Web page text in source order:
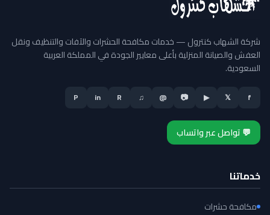
شركة الشهاب كنترول — خدمات مكافحة الحشرات والآفات والتنظيف ونقل
العفش والصيانة المنزلية بأعلى معايير الجودة في المملكة العربية
السعودية.
f
𝕏
▶
📷
@
♫
R
in
P
💬 تواصل عبر واتساب
خدماتنا
مكافحة حشرات